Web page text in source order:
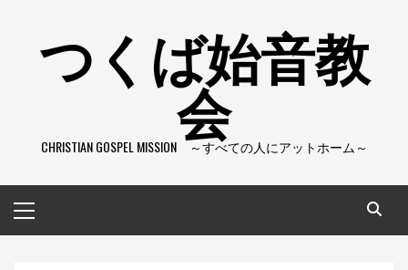
つくば始音教
会
CHRISTIAN GOSPEL MISSION ～すべての人にアットホーム～
イ
ン